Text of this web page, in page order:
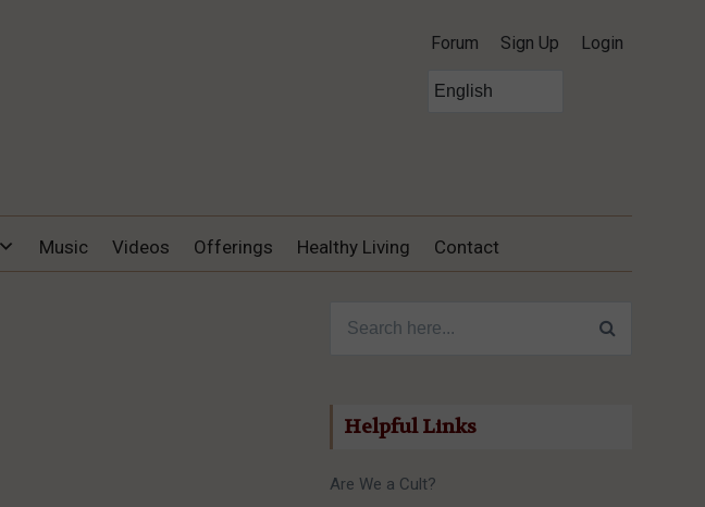
Forum Sign Up Login
Music Videos Offerings Healthy Living Contact
Helpful Links
Are We a Cult?